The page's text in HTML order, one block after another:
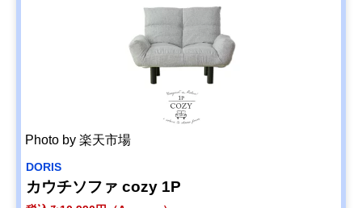
Photo by 楽天市場
DORIS
カウチソファ cozy 1P